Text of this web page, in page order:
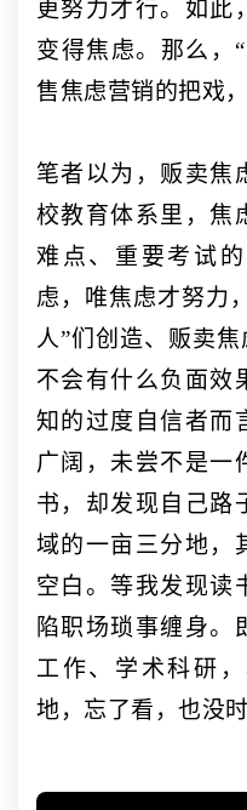
更努力才行。如此
变得焦虑。那么，
售焦虑营销的把戏
笔者以为，贩卖焦
校教育体系里，焦
难点、重要考试
虑，唯焦虑才努力
人”们创造、贩卖
不会有什么负面效
知的过度自信者而
广阔，未尝不是一
书，却发现自己路
域的一亩三分地，
空白。等我发现读
陷职场琐事缠身。
工作、学术科研
地，忘了看，也没